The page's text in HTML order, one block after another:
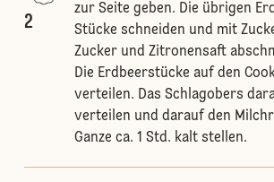
2
zur Seite geben. Die übrigen
Stücke schneiden und mit
Zucker und Zitronensaft
Die Erdbeerstücke auf den
verteilen. Das Schlagobers
verteilen und darauf den
Ganze ca. 1 Std. kalt stellen.